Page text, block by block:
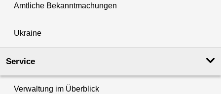
Amtliche Bekanntmachungen
Ukraine
Service
Verwaltung im Überblick